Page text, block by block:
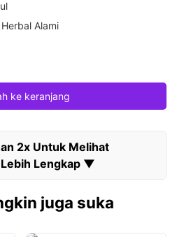
Alami
ke keranjang
juga suka